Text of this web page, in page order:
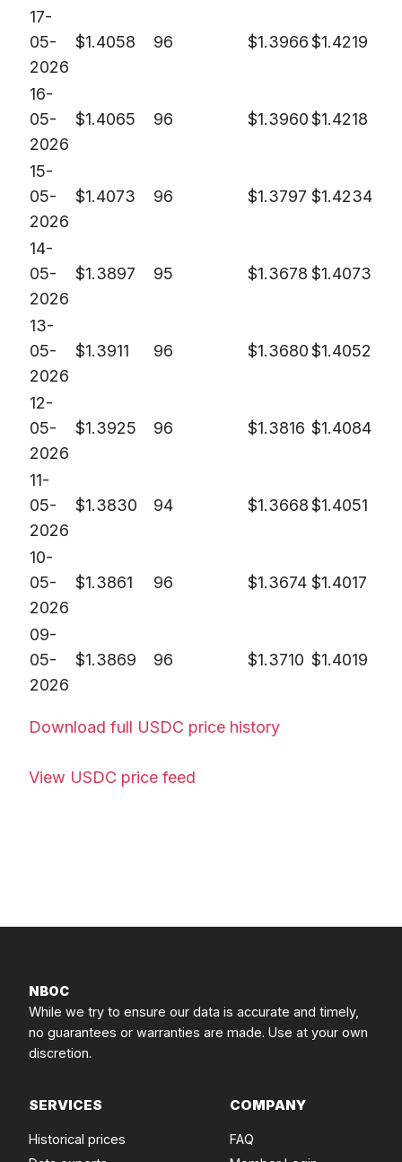
17-
05-
2026
$1.4058 96 $1.3966$1.4219
16-
05-
2026
$1.4065 96 $1.3960$1.4218
15-
05-
2026
$1.4073 96 $1.3797 $1.4234
14-
05-
2026
$1.3897 95 $1.3678 $1.4073
13-
05-
2026
$1.3911 96 $1.3680$1.4052
12-
05-
2026
$1.3925 96 $1.3816 $1.4084
11-
05-
2026
$1.3830 94 $1.3668$1.4051
10-
05-
2026
$1.3861 96 $1.3674 $1.4017
09-
05-
2026
$1.3869 96 $1.3710 $1.4019
Download full USDC price history
View USDC price feed
NBOC
While we try to ensure our data is accurate and timely,
no guarantees or warranties are made. Use at your own
discretion.
SERVICES
Historical prices
COMPANY
FAQ